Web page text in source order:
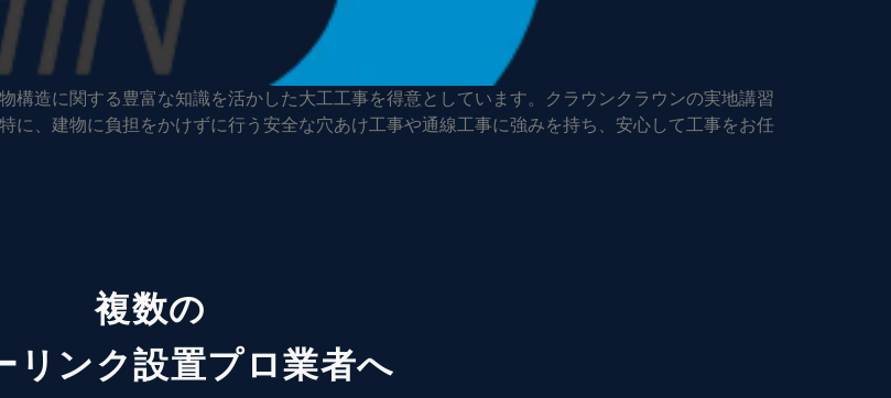
構造に関する豊富な知識を活かした大工工事を得意としています。クラウンクラウンの実地講習
に、建物に負担をかけずに行う安全な穴あけ工事や通線工事に強みを持ち、安心して工事をお任
複数の
リンク設置プロ業者へ